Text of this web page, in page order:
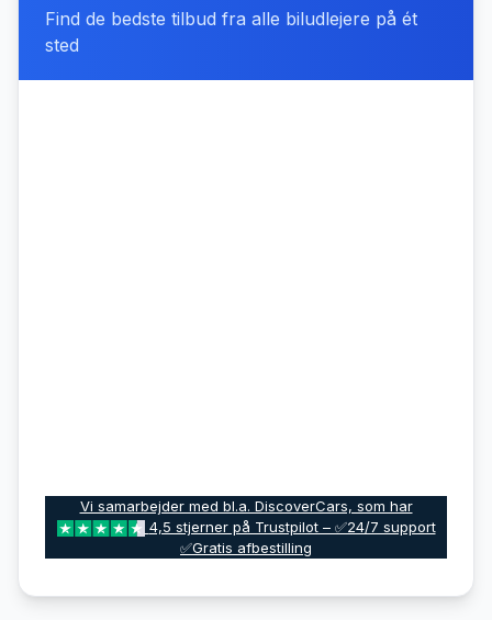
Find de bedste tilbud fra alle biludlejere på ét
sted
Vi samarbejder med bl.a. DiscoverCars, som har
4,5 stjerner på Trustpilot – ✅24/7 support
✅Gratis afbestilling